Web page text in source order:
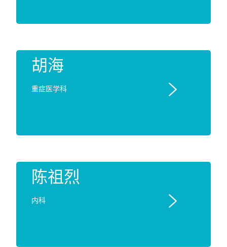

胡海
重症医学科

陈祖烈
内科